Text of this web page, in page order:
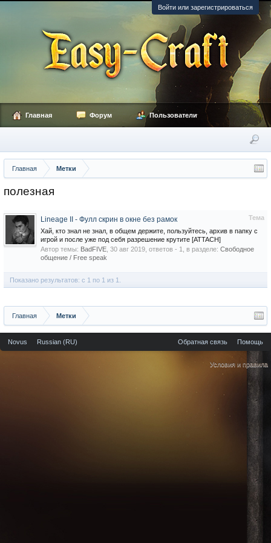
Войти или зарегистрироваться
Главная Метки
полезная
Тема
Lineage II - Фулл скрин в окне без рамок
Хай, кто знал не знал, в общем держите, пользуйтесь, архив в папку с
игрой и после уже под себя разрешение крутите [ATTACH]
Автор темы: BadFIVE 30 авг 2019 , ответов - 1, в разделе: Свободное
общение / Free speak
Показано результатов: с 1 по 1 из 1.
Главная Метки
Главная Форум Пользователи
Novus Russian (RU) Обратная связь Помощь
Условия и правила